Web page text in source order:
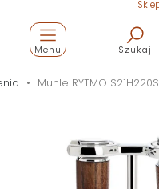
Szukaj
Menu
Muhle RYTMO